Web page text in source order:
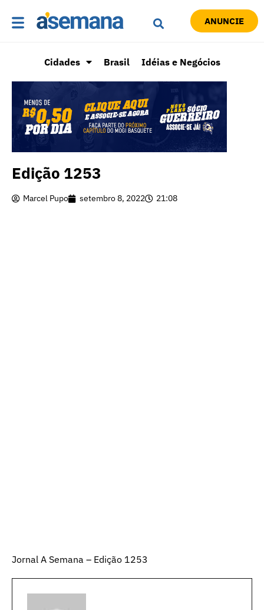
ANUNCIE
Cidades Brasil Idéias e Negócios
Edição 1253
Marcel Pupo setembro 8, 2022 21:08
Jornal A Semana – Edição 1253